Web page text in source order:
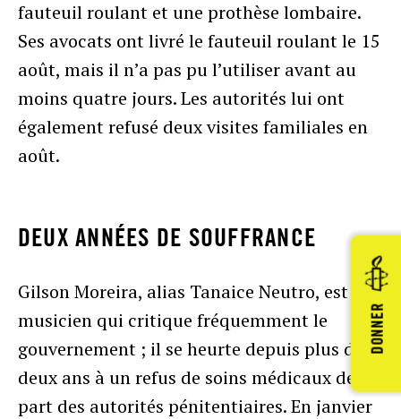
DONNER
fauteuil roulant et une prothèse lombaire.
Ses avocats ont livré le fauteuil roulant le 15
août, mais il n’a pas pu l’utiliser avant au
moins quatre jours. Les autorités lui ont
également refusé deux visites familiales en
août.
DEUX ANNÉES DE SOUFFRANCE
Gilson Moreira, alias Tanaice Neutro, est un
musicien qui critique fréquemment le
gouvernement ; il se heurte depuis plus de
deux ans à un refus de soins médicaux de la
part des autorités pénitentiaires. En janvier